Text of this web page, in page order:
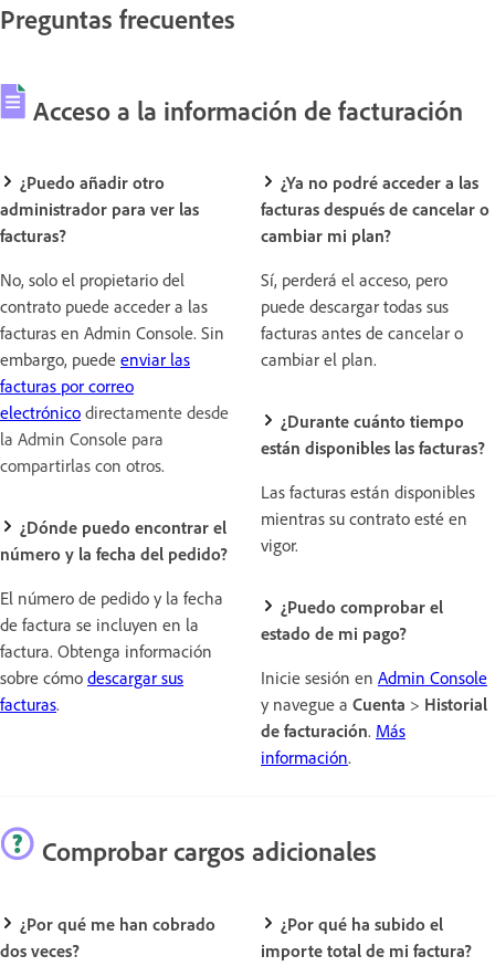
Preguntas frecuentes
Acceso a la información de facturación
¿Puedo añadir otro
administrador para ver las
facturas?
No, solo el propietario del
contrato puede acceder a las
facturas en Admin Console. Sin
embargo, puede enviar las
facturas por correo
electrónico directamente desde
la Admin Console para
compartirlas con otros.
¿Dónde puedo encontrar el
número y la fecha del pedido?
El número de pedido y la fecha
de factura se incluyen en la
factura. Obtenga información
sobre cómo descargar sus
facturas.
¿Ya no podré acceder a las
facturas después de cancelar o
cambiar mi plan?
Sí, perderá el acceso, pero
puede descargar todas sus
facturas antes de cancelar o
cambiar el plan.
¿Durante cuánto tiempo
están disponibles las facturas?
Las facturas están disponibles
mientras su contrato esté en
vigor.
¿Puedo comprobar el
estado de mi pago?
Inicie sesión en Admin Console
y navegue a Cuenta > Historial
de facturación. Más
información.
Comprobar cargos adicionales
¿Por qué me han cobrado
dos veces?
¿Por qué ha subido el
importe total de mi factura?